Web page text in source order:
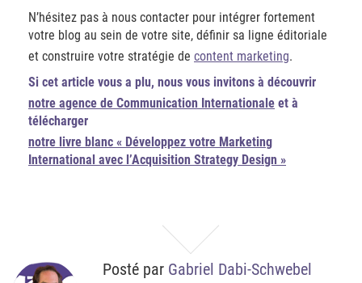
N’hésitez pas à nous contacter pour intégrer fortement
votre blog au sein de votre site, définir sa ligne éditoriale
et construire votre stratégie de content marketing.
Si cet article vous a plu, nous vous invitons à découvrir
notre agence de Communication Internationale et à
télécharger
notre livre blanc « Développez votre Marketing
International avec l’Acquisition Strategy Design »
Posté par Gabriel Dabi-Schwebel